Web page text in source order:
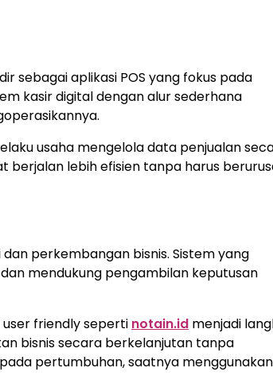
sebagai aplikasi POS yang fokus pada
kasir digital dengan alur sederhana
usaha mengelola data penjualan
lebih efisien tanpa harus
perkembangan bisnis. Sistem yang
mendukung pengambilan keputusan
user friendly seperti notain.id menjadi
bisnis secara berkelanjutan tanpa
pertumbuhan, saatnya menggunakan